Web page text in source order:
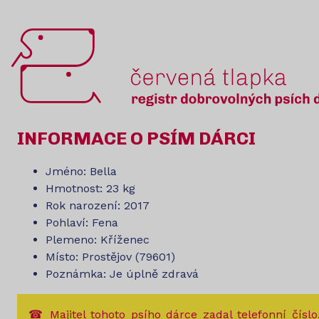
INFORMACE O PSÍM DÁRCI
Jméno: Bella
Hmotnost: 23 kg
Rok narození: 2017
Pohlaví: Fena
Plemeno: Kříženec
Místo: Prostějov (79601)
Poznámka: Je úplně zdravá
☎ Majitel tohoto psího dárce zadal telefonní